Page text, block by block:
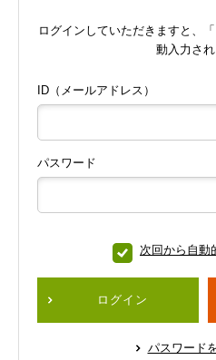
ログインしていただきますと、
動入力され
ID（メールアドレス）
パスワード
次回から自動
ログイン
パスワード